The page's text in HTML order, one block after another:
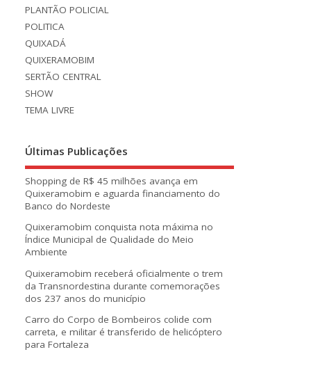
PLANTÃO POLICIAL
POLITICA
QUIXADÁ
QUIXERAMOBIM
SERTÃO CENTRAL
SHOW
TEMA LIVRE
Últimas Publicações
Shopping de R$ 45 milhões avança em
Quixeramobim e aguarda financiamento do
Banco do Nordeste
Quixeramobim conquista nota máxima no
Índice Municipal de Qualidade do Meio
Ambiente
Quixeramobim receberá oficialmente o trem
da Transnordestina durante comemorações
dos 237 anos do município
Carro do Corpo de Bombeiros colide com
carreta, e militar é transferido de helicóptero
para Fortaleza